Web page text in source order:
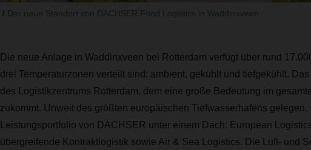
Die neue Anlage in Waddinxveen bei Rotterdam verfügt über rund
drei Temperaturzonen verteilt sind: ambient, gekühlt und tiefgekühlt.
des Logistikzentrums Rotterdam, dem eine große Bedeutung im
zukommt. Unweit des größten europäischen Tiefwasserhafens gelegen,
Leistungsportfolio von DACHSER unter einem Dach: European
übergreifende Kontraktlogistik sowie Air & Sea Logistics. Die Luft- und